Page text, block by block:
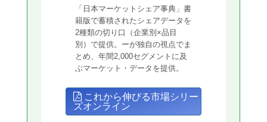
「日本マーケットシェア事典」書
籍版で蓄積されたシェアデータを
2種類の切り口（企業別×品目
別）で提供。ーが独自の視点でま
とめ、年間2,000セグメントに及
ぶマーケット・データを提供。
これから伸びる市場シリー
ズオンライン